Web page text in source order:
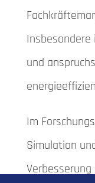
und
Im
Simulation